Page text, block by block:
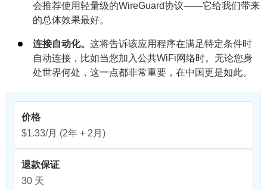
会推荐使用轻量级的WireGuard协议——它给我们带来
的总体效果最好。
连接自动化。 这将告诉该应用程序在满足特定条件时
自动连接，比如当您加入公共WiFi网络时。无论您身
处世界何处，这一点都非常重要，在中国更是如此。
价格
$1.33/月 (2年 + 2月)
退款保证
30 天